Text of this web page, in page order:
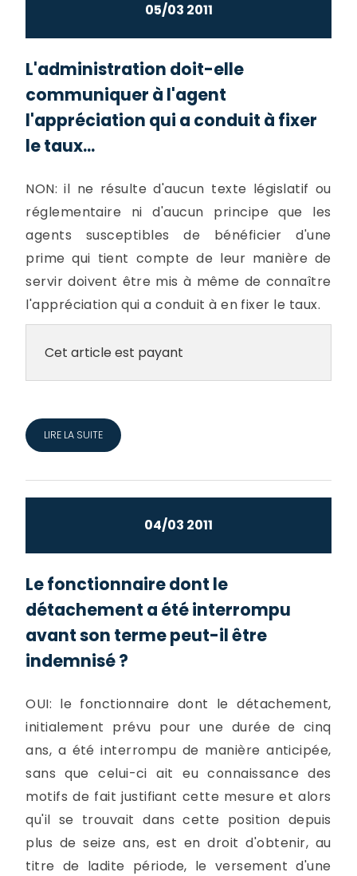
05/03 2011
L'administration doit-elle
communiquer à l'agent
l'appréciation qui a conduit à fixer
le taux...
NON: il ne résulte d'aucun texte législatif ou
réglementaire ni d'aucun principe que les
agents susceptibles de bénéficier d'une
prime qui tient compte de leur manière de
servir doivent être mis à même de connaître
l'appréciation qui a conduit à en fixer le taux.
Cet article est payant
LIRE LA SUITE
04/03 2011
Le fonctionnaire dont le
détachement a été interrompu
avant son terme peut-il être
indemnisé ?
OUI: le fonctionnaire dont le détachement,
initialement prévu pour une durée de cinq
ans, a été interrompu de manière anticipée,
sans que celui-ci ait eu connaissance des
motifs de fait justifiant cette mesure et alors
qu'il se trouvait dans cette position depuis
plus de seize ans, est en droit d'obtenir, au
titre de ladite période, le versement d'une